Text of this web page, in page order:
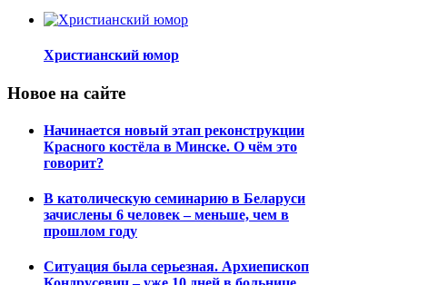
Христианский юмор
Новое на сайте
Начинается новый этап реконструкции
Красного костёла в Минске. О чём это
говорит?
В католическую семинарию в Беларуси
зачислены 6 человек – меньше, чем в
прошлом году
Ситуация была серьезная. Архиепископ